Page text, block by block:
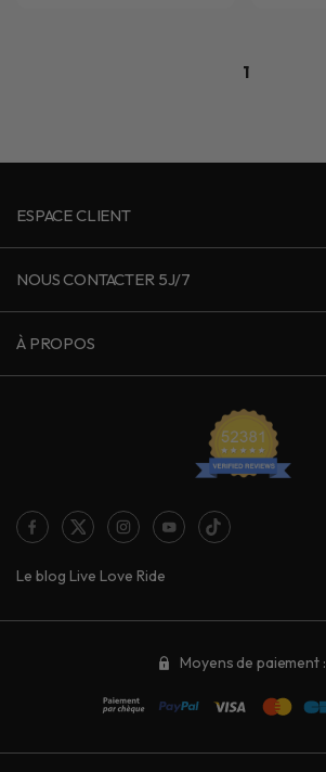
1
ESPACE CLIENT
NOUS CONTACTER 5J/7
À PROPOS
Le blog Live Love Ride
Moyens de paiement :